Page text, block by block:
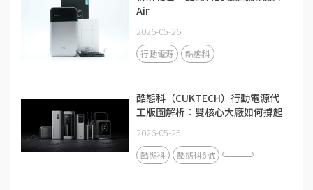
Air
2026-05-26
行動電源 酷態科
酷態科（CUKTECH）行動電源代
工版圖解析：雙核心大廠如何撐起
快充新勢力？
2026-05-25
酷態科 酷態科6號